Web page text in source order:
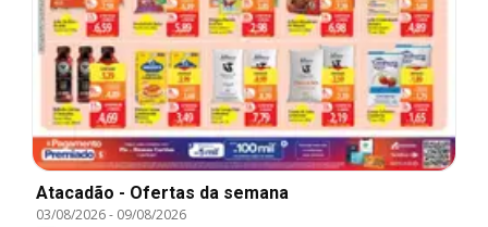
Atacadão - Ofertas da semana
03/08/2026- 09/08/2026